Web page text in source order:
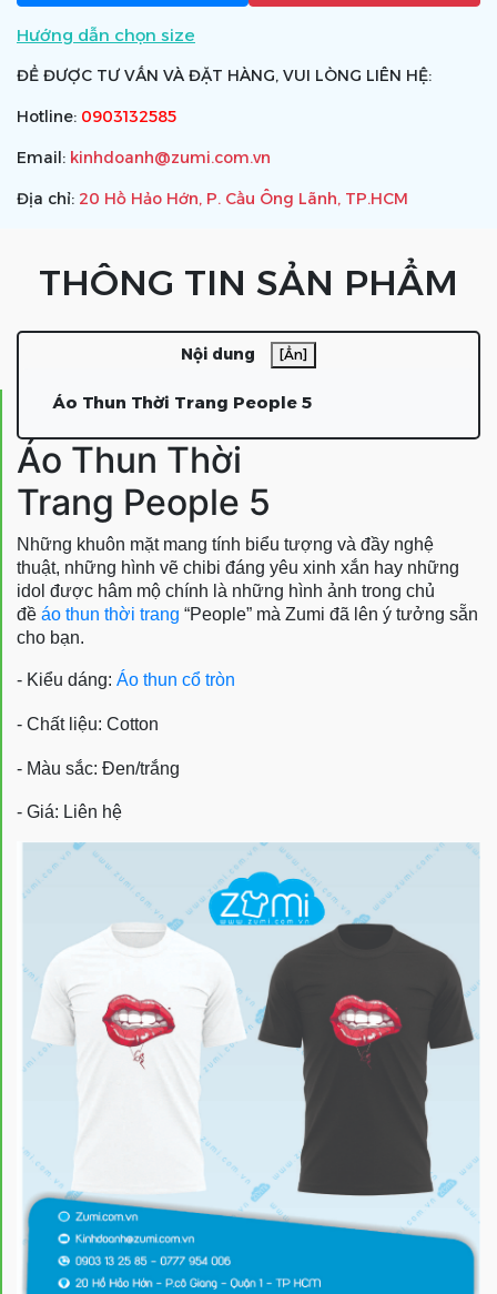
Hướng dẫn chọn size
ĐỂ ĐƯỢC TƯ VẤN VÀ ĐẶT HÀNG, VUI LÒNG LIÊN HỆ:
Hotline: 0903132585
Email: kinhdoanh@zumi.com.vn
Địa chỉ: 20 Hồ Hảo Hớn, P. Cầu Ông Lãnh, TP.HCM
THÔNG TIN SẢN PHẨM
Nội dung [Ẩn]
Áo Thun Thời Trang People 5
Áo Thun Thời
Trang People 5
Những khuôn mặt mang tính biểu tượng và đầy nghệ
thuật, những hình vẽ chibi đáng yêu xinh xắn hay những
idol được hâm mộ chính là những hình ảnh trong chủ
đề áo thun thời trang “People” mà Zumi đã lên ý tưởng sẵn
cho bạn.
- Kiểu dáng: Áo thun cổ tròn
- Chất liệu: Cotton
- Màu sắc: Đen/trắng
- Giá: Liên hệ